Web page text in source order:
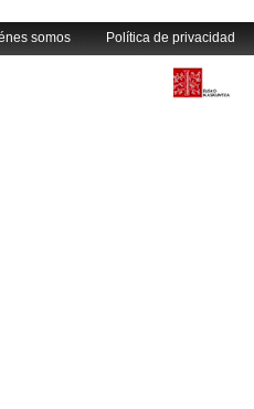
somos Política de privacidad